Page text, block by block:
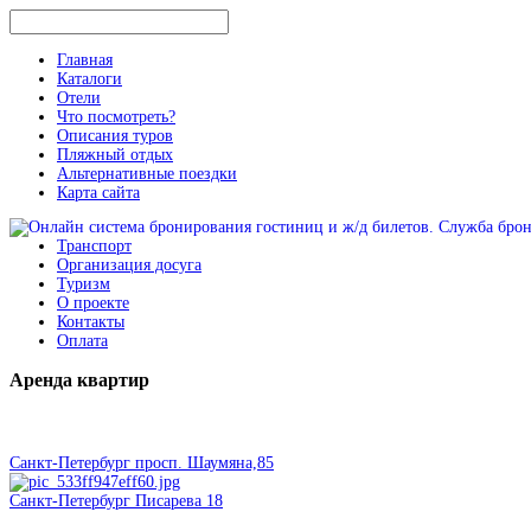
Главная
Каталоги
Отели
Что посмотреть?
Описания туров
Пляжный отдых
Альтернативные поездки
Карта сайта
Транспорт
Организация досуга
Туризм
О проекте
Контакты
Оплата
Аренда квартир
Санкт-Петербург просп. Шаумяна,85
Санкт-Петербург Писарева 18